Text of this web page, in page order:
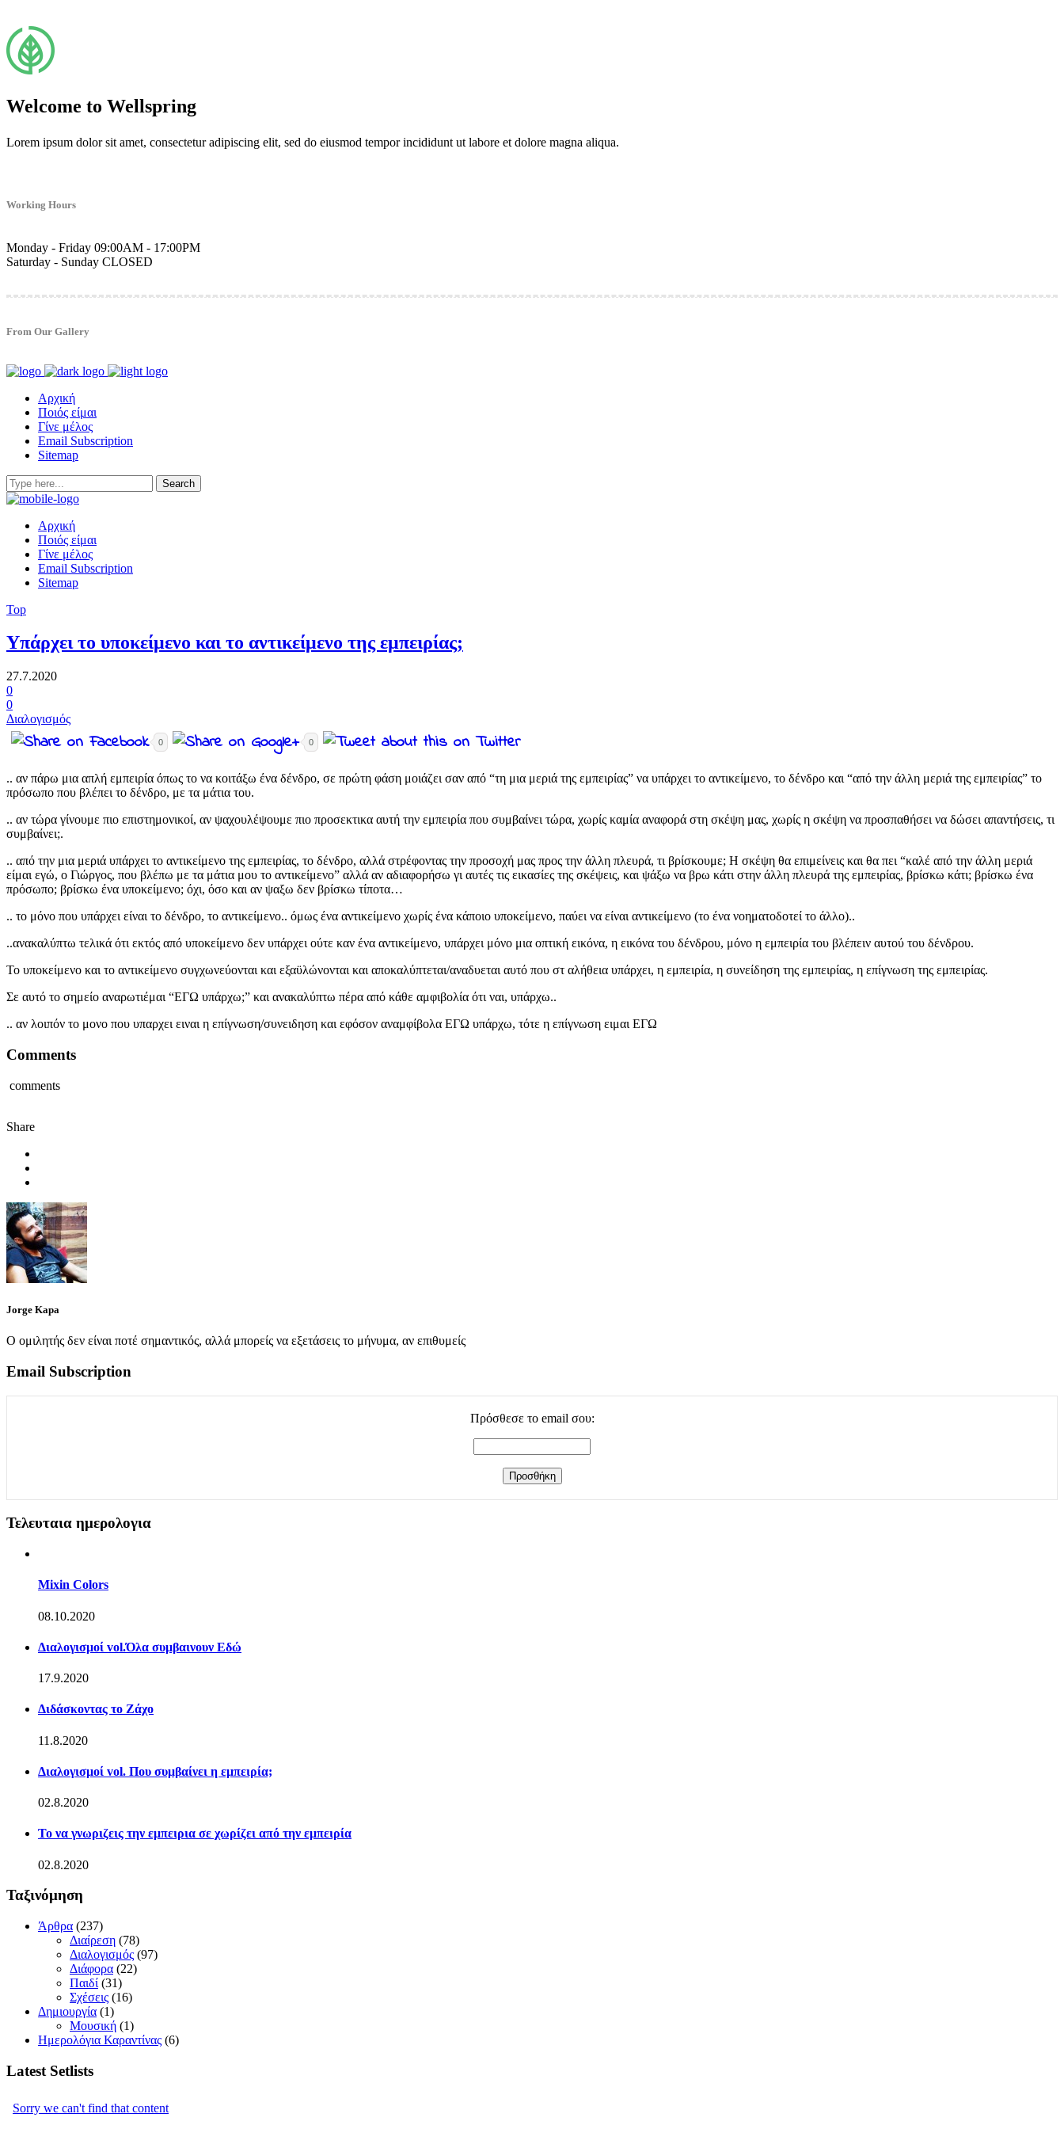
Welcome to Wellspring
Lorem ipsum dolor sit amet, consectetur adipiscing elit, sed do eiusmod tempor incididunt ut labore et dolore magna aliqua.
Working Hours
Monday - Friday 09:00AM - 17:00PM
Saturday - Sunday CLOSED
From Our Gallery
Αρχική
Ποιός είμαι
Γίνε μέλος
Email Subscription
Sitemap
Αρχική
Ποιός είμαι
Γίνε μέλος
Email Subscription
Sitemap
Top
Υπάρχει το υποκείμενο και το αντικείμενο της εμπειρίας;
27.7.2020
0
0
Διαλογισμός
0 0
.. αν πάρω μια απλή εμπειρία όπως το να κοιτάξω ένα δένδρο, σε πρώτη φάση μοιάζει σαν από “τη μια μεριά της εμπειρίας” να υπάρχει το αντικείμενο, το δένδρο και “από την άλλη μεριά της εμπειρίας” το
πρόσωπο που βλέπει το δένδρο, με τα μάτια του.
.. αν τώρα γίνουμε πιο επιστημονικοί, αν ψαχουλέψουμε πιο προσεκτικα αυτή την εμπειρία που συμβαίνει τώρα, χωρίς καμία αναφορά στη σκέψη μας, χωρίς η σκέψη να προσπαθήσει να δώσει απαντήσεις, τι
συμβαίνει;.
.. από την μια μεριά υπάρχει το αντικείμενο της εμπειρίας, το δένδρο, αλλά στρέφοντας την προσοχή μας προς την άλλη πλευρά, τι βρίσκουμε; Η σκέψη θα επιμείνεις και θα πει “καλέ από την άλλη μεριά
είμαι εγώ, ο Γιώργος, που βλέπω με τα μάτια μου το αντικείμενο” αλλά αν αδιαφορήσω γι αυτές τις εικασίες της σκέψεις, και ψάξω να βρω κάτι στην άλλη πλευρά της εμπειρίας, βρίσκω κάτι; βρίσκω ένα
πρόσωπο; βρίσκω ένα υποκείμενο; όχι, όσο και αν ψαξω δεν βρίσκω τίποτα…
.. το μόνο που υπάρχει είναι το δένδρο, το αντικείμενο.. όμως ένα αντικείμενο χωρίς ένα κάποιο υποκείμενο, παύει να είναι αντικείμενο (το ένα νοηματοδοτεί το άλλο)..
..ανακαλύπτω τελικά ότι εκτός από υποκείμενο δεν υπάρχει ούτε καν ένα αντικείμενο, υπάρχει μόνο μια οπτική εικόνα, η εικόνα του δένδρου, μόνο η εμπειρία του βλέπειν αυτού του δένδρου.
Το υποκείμενο και το αντικείμενο συγχωνεύονται και εξαϋλώνονται και αποκαλύπτεται/αναδυεται αυτό που στ αλήθεια υπάρχει, η εμπειρία, η συνείδηση της εμπειρίας, η επίγνωση της εμπειρίας.
Σε αυτό το σημείο αναρωτιέμαι “ΕΓΩ υπάρχω;” και ανακαλύπτω πέρα από κάθε αμφιβολία ότι ναι, υπάρχω..
.. αν λοιπόν το μονο που υπαρχει ειναι η επίγνωση/συνειδηση και εφόσον αναμφίβολα ΕΓΩ υπάρχω, τότε η επίγνωση ειμαι ΕΓΩ
Comments
comments
Share
Jorge Kapa
Ο ομιλητής δεν είναι ποτέ σημαντικός, αλλά μπορείς να εξετάσεις το μήνυμα, αν επιθυμείς
Email Subscription
Πρόσθεσε το email σου:
Τελευταια ημερολογια
Mixin Colors
08.10.2020
Διαλογισμοί vol.Όλα συμβαινουν Εδώ
17.9.2020
Διδάσκοντας το Ζάχο
11.8.2020
Διαλογισμοί vol. Που συμβαίνει η εμπειρία;
02.8.2020
Το να γνωριζεις την εμπειρια σε χωρίζει από την εμπειρία
02.8.2020
Ταξινόμηση
Άρθρα (237)
Διαίρεση (78)
Διαλογισμός (97)
Διάφορα (22)
Παιδί (31)
Σχέσεις (16)
Δημιουργία (1)
Μουσική (1)
Ημερολόγια Καραντίνας (6)
Latest Setlists